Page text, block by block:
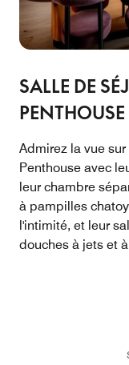
SALLE DE
PENTHOUSE
Admirez la vue
Penthouse avec
leur chambre
à pampilles
l'intimité, et leur
douches à jets et